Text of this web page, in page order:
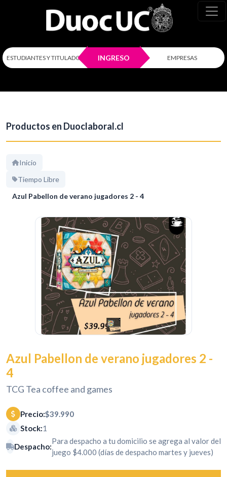
ESTUDIANTES Y TITULADOS INGRESO EMPRESAS
Productos en Duoclaboral.cl
Inicio
Tiempo Libre
Azul Pabellon de verano jugadores 2 - 4
Azul Pabellon de verano jugadores 2 -
4
TCG Tea coffee and games
Precio:$39.990
Stock:1
Despacho:
Para despacho a tu domicilio se agrega al valor del
juego $4.000 (días de despacho martes y jueves)